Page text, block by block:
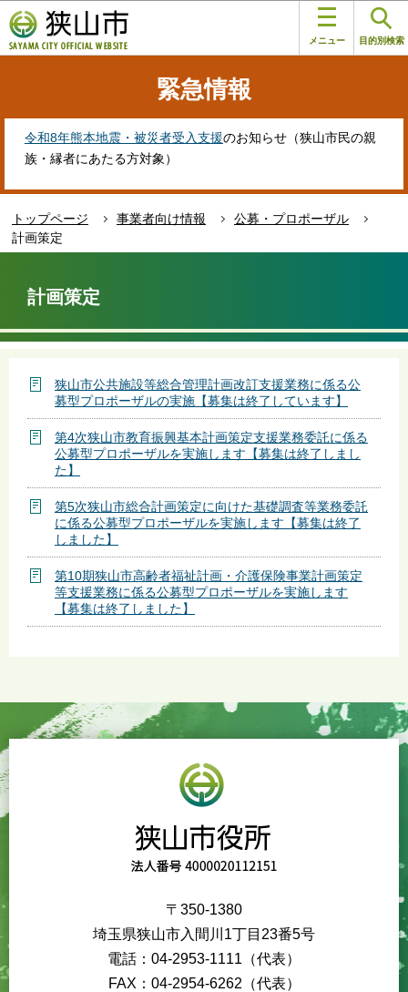
の
ペ
す
メニュー 目的別検索
緊急情報
令和8年熊本地震・被災者受入支援のお知らせ（狭山市民の親
族・縁者にあたる方対象）
トップページ 事業者向け情報
公募・プロポーザル
計画策定
か
計画策定
狭山市公共施設等総合管理計画改訂支援業務に係る公
募型プロポーザルの実施【募集は終了しています】
第4次狭山市教育振興基本計画策定支援業務委託に係る
公募型プロポーザルを実施します【募集は終了しまし
た】
第5次狭山市総合計画策定に向けた基礎調査等業務委託
に係る公募型プロポーザルを実施します【募集は終了
しました】
第10期狭山市高齢者福祉計画・介護保険事業計画策定
等支援業務に係る公募型プロポーザルを実施します
【募集は終了しました】
〒350-1380
埼玉県狭山市入間川1丁目23番5号
電話：04-2953-1111（代表）
FAX：04-2954-6262（代表）